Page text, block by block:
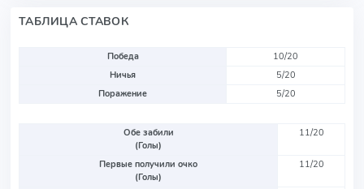
ТАБЛИЦА СТАВОК
Победа
10/20
Ничья
5/20
Поражение
5/20
Обе забили
(Голы)
11/20
Первые получили очко
(Голы)
11/20